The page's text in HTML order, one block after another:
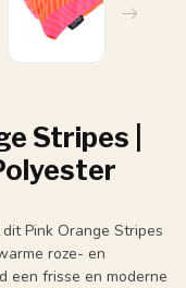
Stripes |
Pink Orange Stripes
roze- en
een frisse en moderne